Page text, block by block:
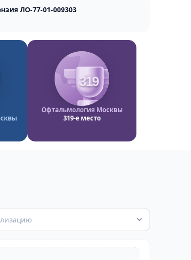
ЛО-77-01-009303
319
Офтальмология Москвы
319-е место